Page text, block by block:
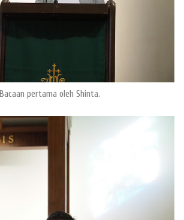
Bacaan pertama oleh Shinta.